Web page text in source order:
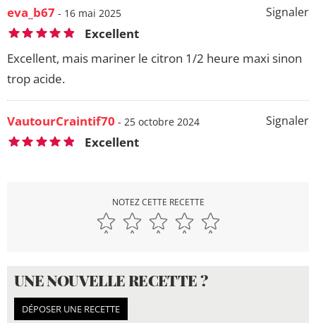
Signaler
eva_b67 - 16 mai 2025
Excellent
Excellent, mais mariner le citron 1/2 heure maxi sinon
trop acide.
Signaler
VautourCraintif70 - 25 octobre 2024
Excellent
NOTEZ CETTE RECETTE
UNE NOUVELLE RECETTE ?
DÉPOSER UNE RECETTE